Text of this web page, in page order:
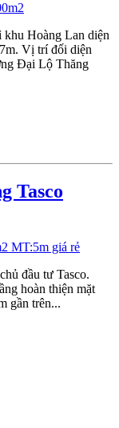
khu Hoàng Lan diện
Vị trí đối diện
Đại Lộ Thăng
Tasco
đầu tư Tasco.
hoàn thiện mặt
gần trên...